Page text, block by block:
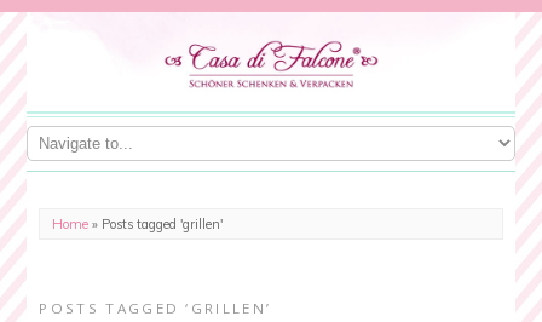
Home » Posts tagged 'grillen'
POSTS TAGGED ‘GRILLEN’